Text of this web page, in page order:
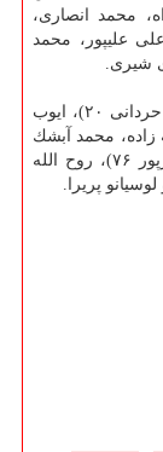
محمد انصاری،
مهدی ترابی (سیامك نعمتی ۷۸)، علی علیپور، محمد
شهاب گردان، فرزاد جعفری (صالح حردانی ۲۰)، ایوب
زاده، محمد آبشك
(كارت زرد)، محمد قاسمی نژاد (امیرحسین باقرپور ۷۶)، روح الله